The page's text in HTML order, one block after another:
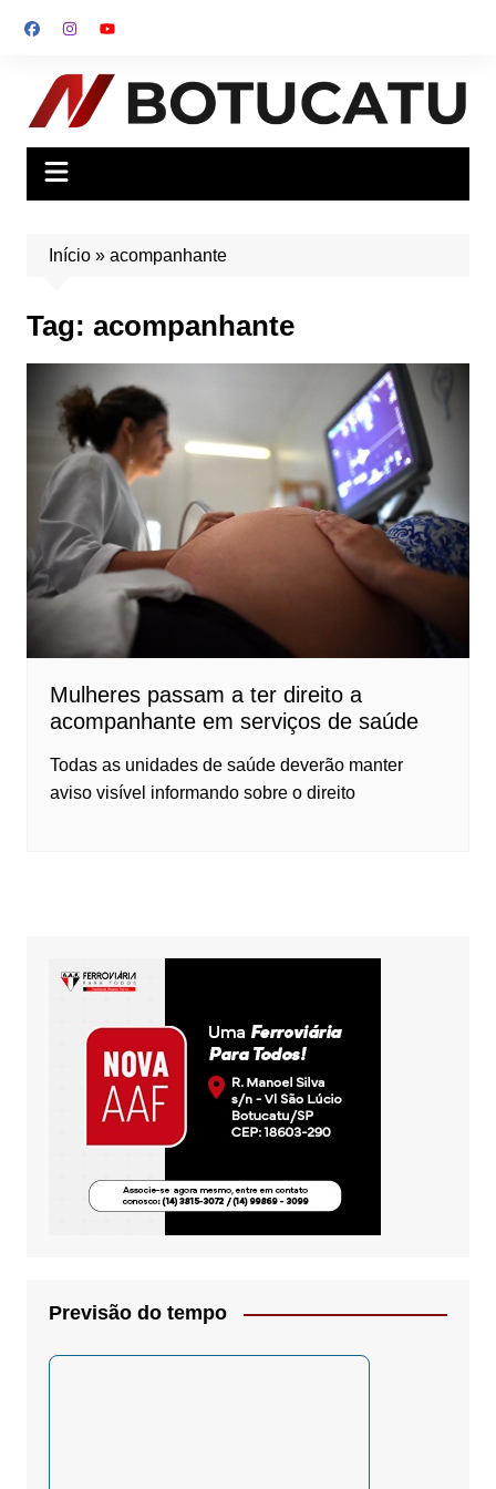
para
conteúdo
Início» acompanhante
Tag: acompanhante
Mulheres passam a ter direito a
acompanhante em serviços de saúde
Todas as unidades de saúde deverão manter
aviso visível informando sobre o direito
Previsão do tempo